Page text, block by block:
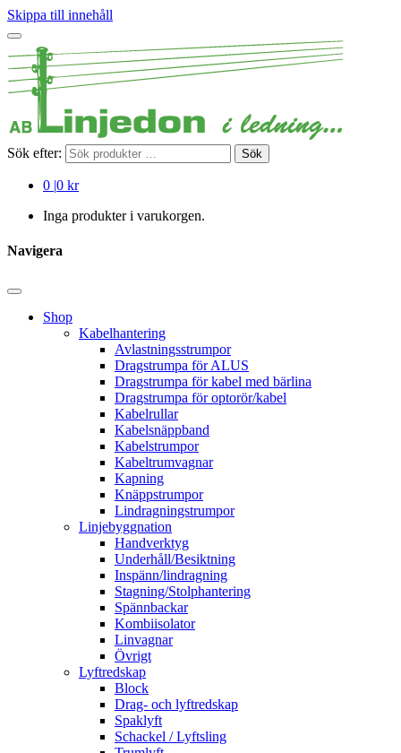
Skippa till innehåll
Sök efter: Sök
0 |0 kr
Inga produkter i varukorgen.
Navigera
Shop
Kabelhantering
Avlastningsstrumpor
Dragstrumpa för ALUS
Dragstrumpa för kabel med bärlina
Dragstrumpa för optorör/kabel
Kabelrullar
Kabelsnäppband
Kabelstrumpor
Kabeltrumvagnar
Kapning
Knäppstrumpor
Lindragningstrumpor
Linjebyggnation
Handverktyg
Underhåll/Besiktning
Inspänn/lindragning
Stagning/Stolphantering
Spännbackar
Kombiisolator
Linvagnar
Övrigt
Lyftredskap
Block
Drag- och lyftredskap
Spaklyft
Schackel / Lyftsling